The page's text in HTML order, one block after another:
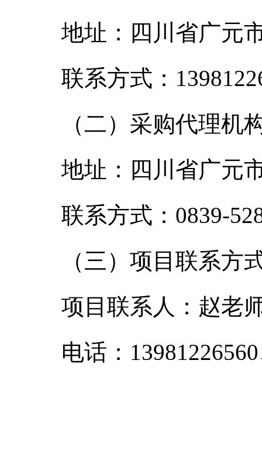
地址：四川省广元
联系方式：
（二）采购代理机
地址：四川省广元
联系方式：0839-
（三）项目联系方
项目联系人：赵老
电话：